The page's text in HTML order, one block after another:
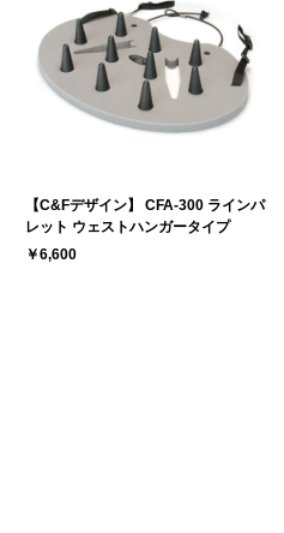
【C&Fデザイン】 CFA-300 ラインパ
レット ウェストハンガータイプ
￥6,600